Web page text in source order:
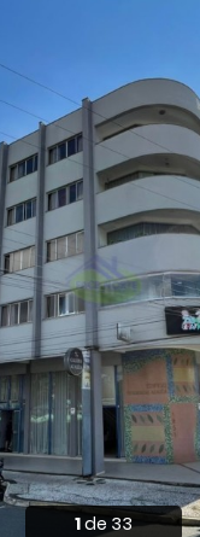
1de 33